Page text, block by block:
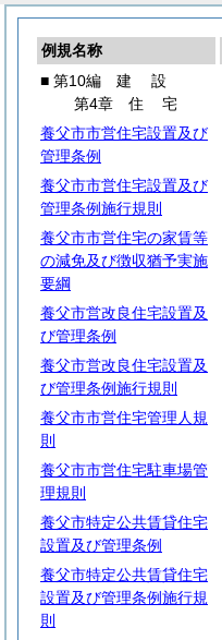
例規名称
■ 第10編 建 設
第4章 住宅
養父市市営住宅設置及び
管理条例
養父市市営住宅設置及び
管理条例施行規則
養父市市営住宅の家賃等
の減免及び徴収猶予実施
要綱
養父市営改良住宅設置及
び管理条例
養父市営改良住宅設置及
び管理条例施行規則
養父市市営住宅管理人規
則
養父市市営住宅駐車場管
理規則
養父市特定公共賃貸住宅
設置及び管理条例
養父市特定公共賃貸住宅
設置及び管理条例施行規
則